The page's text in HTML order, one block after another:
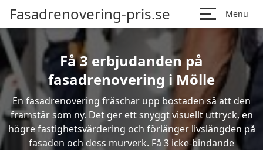
Fasadrenovering-pris.se Menu
Få 3 erbjudanden på
fasadrenovering i Mölle
En fasadrenovering fräschar upp bostaden så att den
framstår som ny. Det ger ett snyggt visuellt uttryck, en
högre fastighetsvärdering och förlänger livslängden på
fasaden och dess murverk. Få 3 icke-bindande